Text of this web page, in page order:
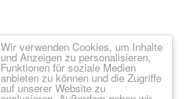
Wir verwenden Cookies, um Inhalte
und Anzeigen zu personalisieren,
Funktionen für soziale Medien
anbieten zu können und die Zugriffe
auf unserer Website zu